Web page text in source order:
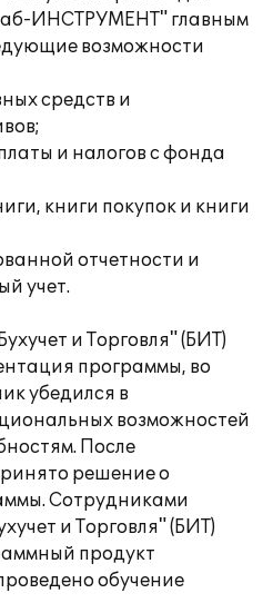
ИНСТРУМЕНТ" главным
возможности
средств и
и налогов с фонда
книги покупок и книги
отчетности и
учет.
и Торговля" (БИТ)
программы, во
убедился в
возможностей
После
решение о
Сотрудниками
и Торговля" (БИТ)
продукт
обучение